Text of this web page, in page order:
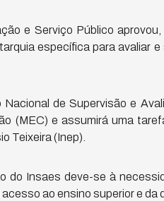
e Serviço Público
específica para avaliar
de Supervisão e
(MEC) e assumirá uma
Teixeira (Inep).
do Insaes deve-se à
ao ensino superior e da